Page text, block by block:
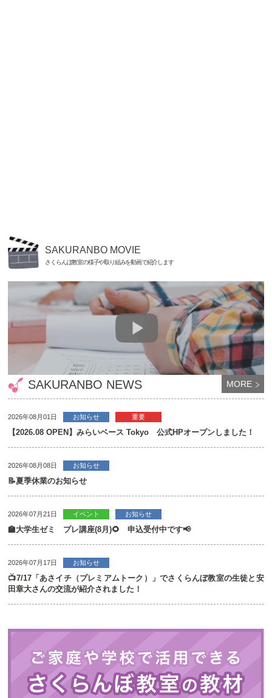
SAKURANBO NEWS MORE
2026年08月01日 お知らせ 重要
【2026.08 OPEN】みらいベース Tokyo 公式HPオープンしました！
2026年08月08日 お知らせ
📝夏季休業のお知らせ
2026年07月21日 イベント お知らせ
🏫大学生ゼミ プレ講座(8月)🌻 申込受付中です📢
2026年07月17日 お知らせ
📺7/17「あさイチ（プレミアムトーク）」でさくらんぼ教室の生徒と安
田章大さんの交流が紹介されました！
SAKURANBO MOVIE
さくらんぼ教室の様子や取り組みを動画で紹介します